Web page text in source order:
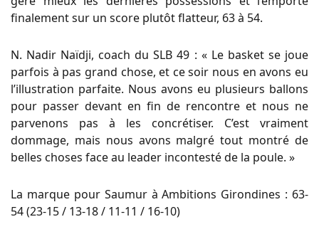
finalement sur un score plutôt flatteur, 63 à 54.
N. Nadir Naïdji, coach du SLB 49 : « Le basket se joue
parfois à pas grand chose, et ce soir nous en avons eu
l’illustration parfaite. Nous avons eu plusieurs ballons
pour passer devant en fin de rencontre et nous ne
parvenons pas à les concrétiser. C’est vraiment
dommage, mais nous avons malgré tout montré de
belles choses face au leader incontesté de la poule. »
La marque pour Saumur à Ambitions Girondines : 63-
54 (23-15 / 13-18 / 11-11 / 16-10)